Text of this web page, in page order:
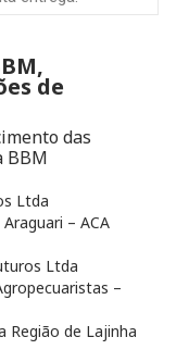
de
das
BBM
Ltda
– ACA
Ltda
–
Região de Lajinha